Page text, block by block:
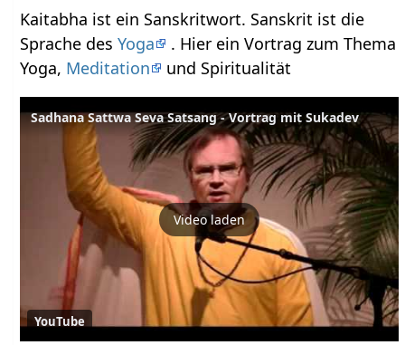
Kaitabha ist ein Sanskritwort. Sanskrit ist die
Sprache desYoga
. Hier ein Vortrag zum Thema
Yoga, Meditation und Spiritualität
Sadhana Sattwa Seva Satsang - Vortrag mit Sukadev
Video laden
YouTube